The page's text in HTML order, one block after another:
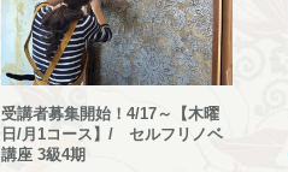
受講者募集開始！4/17～【木曜
日/月1コース】/ セルフリノベ
講座 3級4期